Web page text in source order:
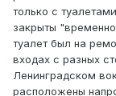
только с
закрыты
туалет был на
входах с разных
Ленинградском
расположены